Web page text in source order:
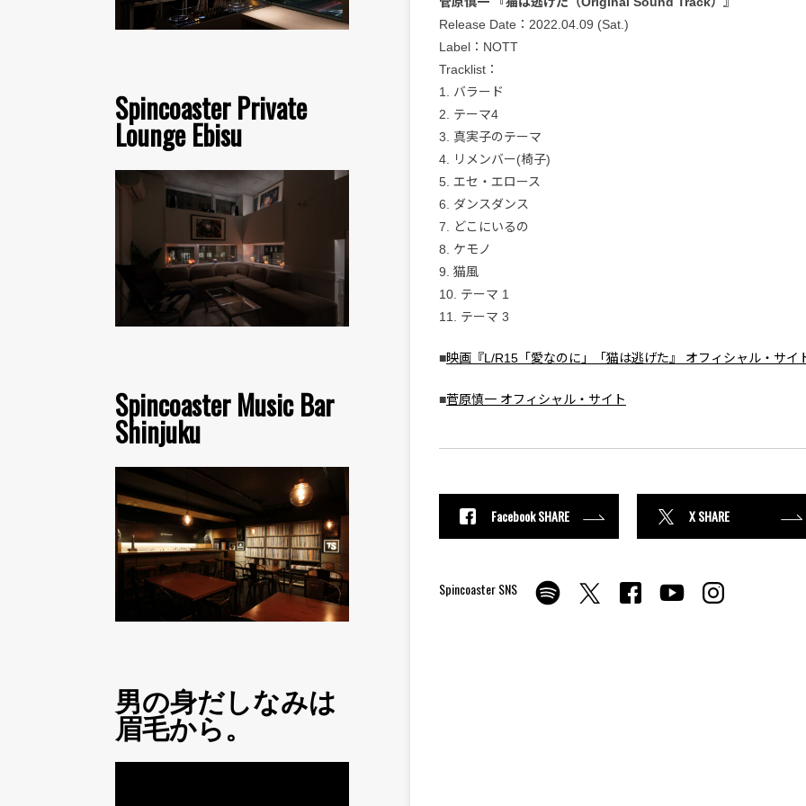
Spincoaster Private
Lounge Ebisu
Spincoaster Music Bar
Shinjuku
男の身だしなみは
眉毛から。
Release Date：2022.04.09 (Sat.)
Label：NOTT
Tracklist：
1. バラード
2. テーマ4
3. 真実子のテーマ
4. リメンバー(椅子)
5. エセ・エロース
6. ダンスダンス
7. どこにいるの
8. ケモノ
9. 猫風
10. テーマ 1
11. テーマ 3
■映画『L/R15「愛なのに」「猫は逃げた』 オフィシャル・サイ
■菅原慎一 オフィシャル・サイト
Facebook SHARE X SHARE
Spincoaster SNS